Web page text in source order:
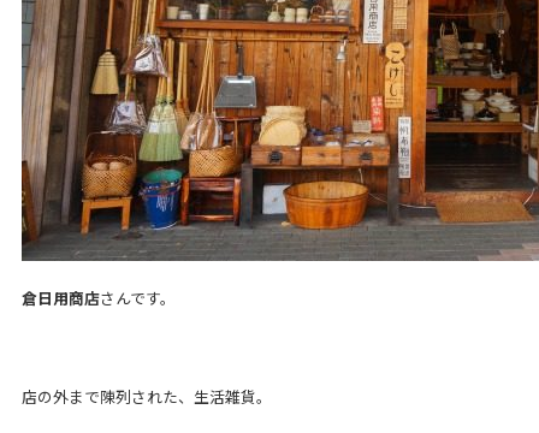
倉日用商店さんです。
店の外まで陳列された、生活雑貨。